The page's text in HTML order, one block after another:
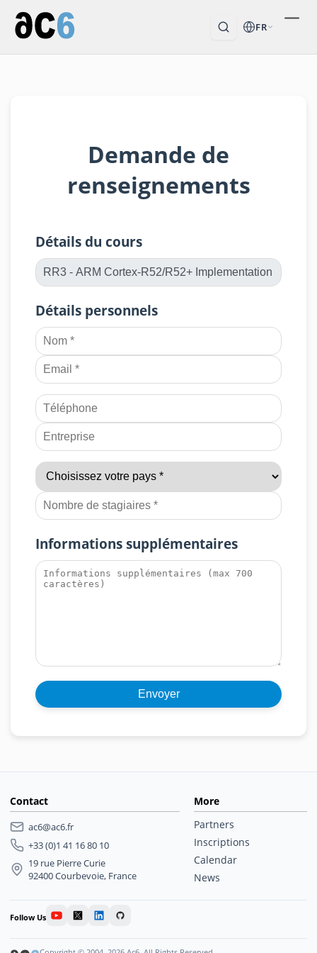
FR
Demande de
renseignements
Détails du cours
Détails personnels
Informations supplémentaires
Contact
ac6@ac6.fr
+33 (0)1 41 16 80 10
19 rue Pierre Curie
92400 Courbevoie, France
More
Partners
Inscriptions
Calendar
News
Follow Us